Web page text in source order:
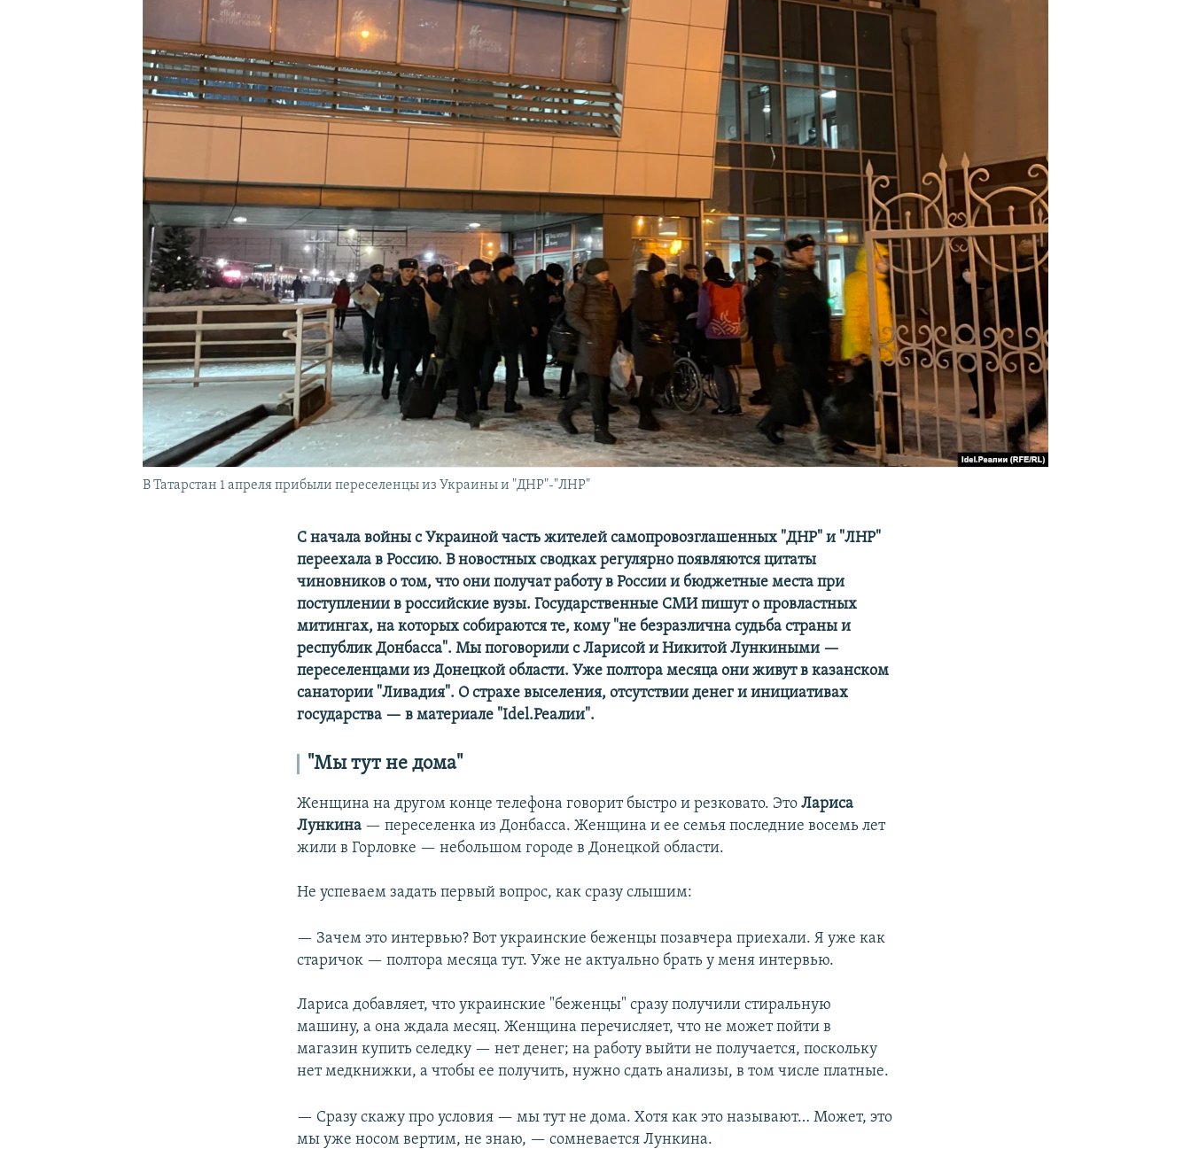
ПОДПИШИТЕСЬ НА РАССЫЛКУ
В Татарстан 1 апреля прибыли переселенцы из Украины и "ДНР"-"ЛНР"
С начала войны с Украиной часть жителей самопровозглашенных "ДНР" и "ЛНР"
переехала в Россию. В новостных сводках регулярно появляются цитаты
чиновников о том, что они получат работу в России и бюджетные места при
поступлении в российские вузы. Государственные СМИ пишут о провластных
митингах, на которых собираются те, кому "не безразлична судьба страны и
республик Донбасса". Мы поговорили с Ларисой и Никитой Лункиными —
переселенцами из Донецкой области. Уже полтора месяца они живут в казанском
санатории "Ливадия". О страхе выселения, отсутствии денег и инициативах
государства — в материале "Idel.Реалии".
"Мы тут не дома"
Женщина на другом конце телефона говорит быстро и резковато. ЭтоЛариса
Лункина — переселенка из Донбасса. Женщина и ее семья последние восемь лет
жили в Горловке — небольшом городе в Донецкой области.
Не успеваем задать первый вопрос, как сразу слышим:
— Зачем это интервью? Вот украинские беженцы позавчера приехали. Я уже как
старичок — полтора месяца тут. Уже не актуально брать у меня интервью.
Лариса добавляет, что украинские "беженцы" сразу получили стиральную
машину, а она ждала месяц. Женщина перечисляет, что не может пойти в
магазин купить селедку — нет денег; на работу выйти не получается, поскольку
нет медкнижки, а чтобы ее получить, нужно сдать анализы, в том числе платные.
— Сразу скажу про условия — мы тут не дома. Хотя как это называют… Может, это
мы уже носом вертим, не знаю, — сомневается Лункина.